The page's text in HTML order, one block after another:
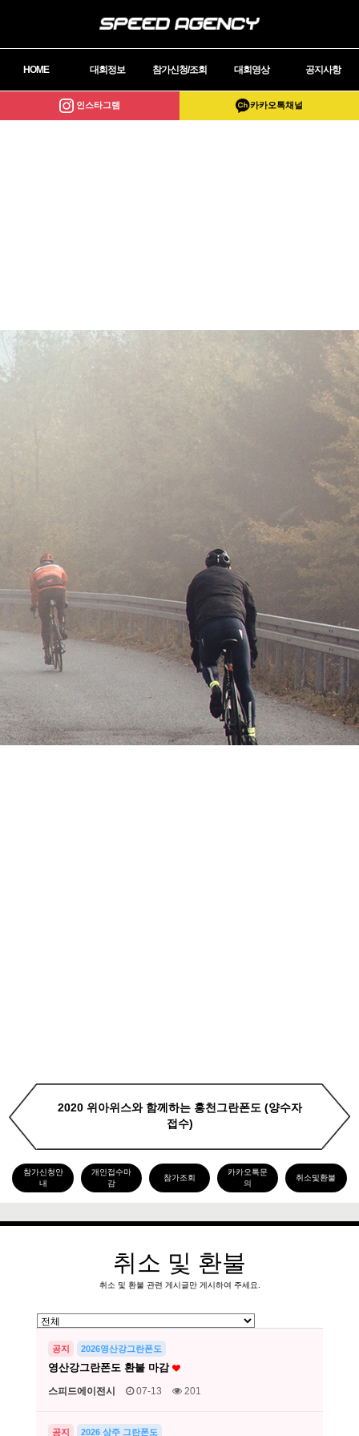
HOME 대회정보 참가신청/조회 대회영상 공지사항
인스타그램 카카오톡채널
2020 위아위스와 함께하는 홍천그란폰도 (양수자
접수)
참가신청안
내
개인접수마
감
참가조회
카카오톡문
의
취소및환불
취소 및 환불
취소 및 환불 관련 게시글만 게시하여 주세요.